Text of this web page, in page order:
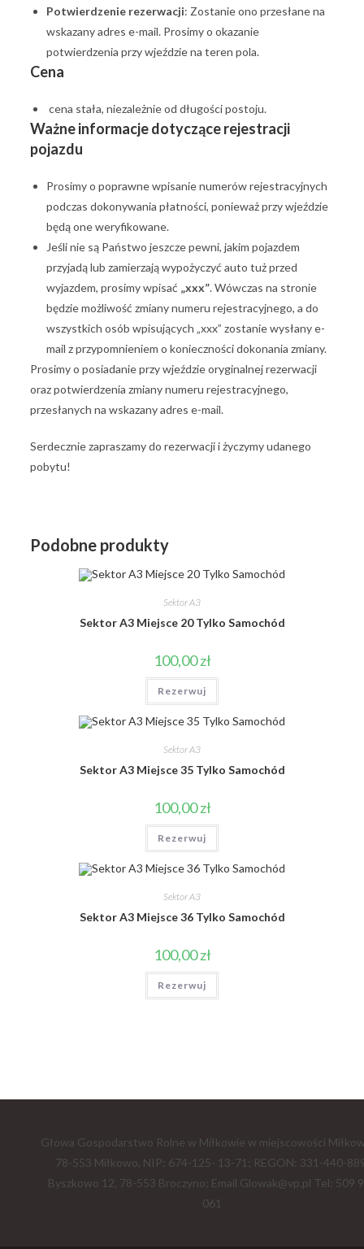
Potwierdzenie rezerwacji: Zostanie ono przesłane na
wskazany adres e-mail. Prosimy o okazanie
potwierdzenia przy wjeździe na teren pola.
Cena
cena stała, niezależnie od długości postoju.
Ważne informacje dotyczące rejestracji
pojazdu
Prosimy o poprawne wpisanie numerów rejestracyjnych
podczas dokonywania płatności, ponieważ przy wjeździe
będą one weryfikowane.
Jeśli nie są Państwo jeszcze pewni, jakim pojazdem
przyjadą lub zamierzają wypożyczyć auto tuż przed
wyjazdem, prosimy wpisać „xxx”. Wówczas na stronie
będzie możliwość zmiany numeru rejestracyjnego, a do
wszystkich osób wpisujących „xxx” zostanie wysłany e-
mail z przypomnieniem o konieczności dokonania zmiany.
Prosimy o posiadanie przy wjeździe oryginalnej rezerwacji
oraz potwierdzenia zmiany numeru rejestracyjnego,
przesłanych na wskazany adres e-mail.
Serdecznie zapraszamy do rezerwacji i życzymy udanego
pobytu!
Podobne produkty
Sektor A3
Sektor A3 Miejsce 20 Tylko Samochód
100,00zł
Rezerwuj
Sektor A3
Sektor A3 Miejsce 35 Tylko Samochód
100,00zł
Rezerwuj
Sektor A3
Sektor A3 Miejsce 36 Tylko Samochód
100,00zł
Rezerwuj
Głowa Gospodarstwo Rolne w Miłkowie w miejscowości
78-553 Miłkowo, NIP: 674-125- 13-71; REGON: 331-440-
Byszkowo 12, 78-553 Broczyno; Email Glowak@vp.pl Tel: 509
061